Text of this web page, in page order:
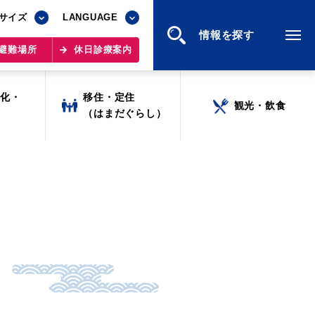
イズ LANGUAGE
難場所 休日診療案内
情報を探す
イズ LANGUAGE
難場所 休日診療案内
情報を探す
・
移住・定住
（はまだぐらし）
観光・飲食
・
移住・定住
（はまだぐらし）
観光・飲食